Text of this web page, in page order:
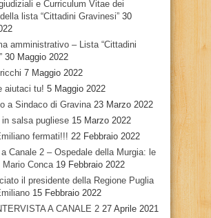
e Curriculum Vitae dei
lista “Cittadini Gravinesi” 30
amministrativo – Lista “Cittadini
30 Maggio 2022
7 Maggio 2022
aiutaci tu! 5 Maggio 2022
a Sindaco di Gravina 23 Marzo 2022
in salsa pugliese 15 Marzo 2022
fermati!!! 22 Febbraio 2022
Canale 2 – Ospedale della Murgia: le
Conca 19 Febbraio 2022
il presidente della Regione Puglia
15 Febbraio 2022
A CANALE 2 27 Aprile 2021